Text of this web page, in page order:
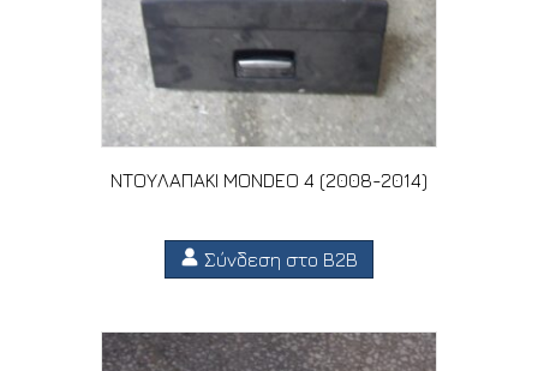
ΝΤΟΥΛΑΠΑΚΙ MONDEO 4 (2008-2014)
Σύνδεση στο B2B